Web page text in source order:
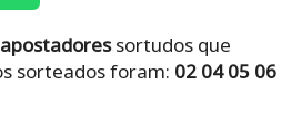
sortudos que
sorteados foram: 02 04 05 06